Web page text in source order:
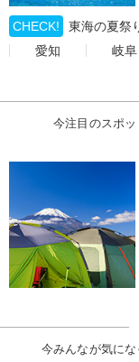
CHECK!
東海の夏祭
愛知
岐阜
今注目のスポ
今みんなが気に